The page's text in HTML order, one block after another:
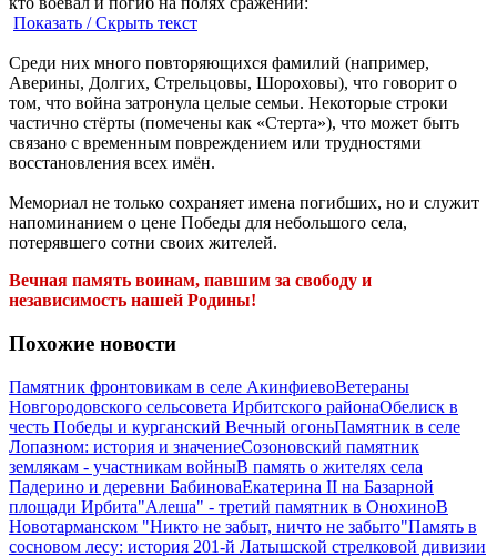
Показать / Скрыть текст
Среди них много повторяющихся фамилий (например,
Аверины, Долгих, Стрельцовы, Шороховы), что говорит о
том, что война затронула целые семьи. Некоторые строки
частично стёрты (помечены как «Стерта»), что может быть
связано с временным повреждением или трудностями
восстановления всех имён.
Мемориал не только сохраняет имена погибших, но и служит
напоминанием о цене Победы для небольшого села,
потерявшего сотни своих жителей.
Вечная память воинам, павшим за свободу и
независимость нашей Родины!
Похожие новости
Памятник фронтовикам в селе АкинфиевоВетераны
Новгородовского сельсовета Ирбитского районаОбелиск в
честь Победы и курганский Вечный огоньПамятник в селе
Лопазном: история и значениеСозоновский памятник
землякам - участникам войныВ память о жителях села
Падерино и деревни БабиноваЕкатерина II на Базарной
площади Ирбита"Алеша" - третий памятник в ОнохиноВ
Новотарманском "Никто не забыт, ничто не забыто"Память в
сосновом лесу: история 201-й Латышской стрелковой дивизии